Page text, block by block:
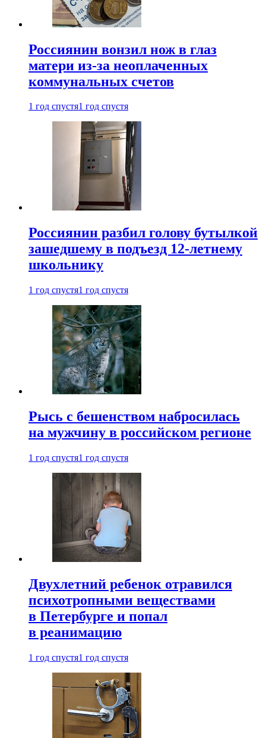
Россиянин вонзил нож в глаз
матери из-за неоплаченных
коммунальных счетов
1 год спустя1 год спустя
Россиянин разбил голову бутылкой
зашедшему в подъезд 12-летнему
школьнику
1 год спустя1 год спустя
Рысь с бешенством набросилась
на мужчину в российском регионе
1 год спустя1 год спустя
Двухлетний ребенок отравился
психотропными веществами
в Петербурге и попал
в реанимацию
1 год спустя1 год спустя